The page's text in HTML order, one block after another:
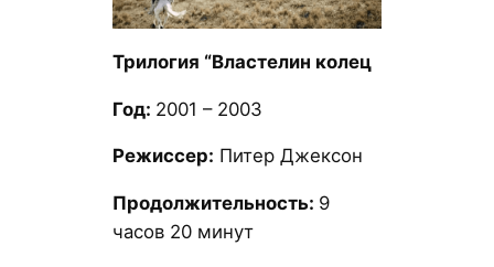
Трилогия “Властелин колец
Год: 2001 – 2003
Режиссер: Питер Джексон
Продолжительность: 9
часов 20 минут